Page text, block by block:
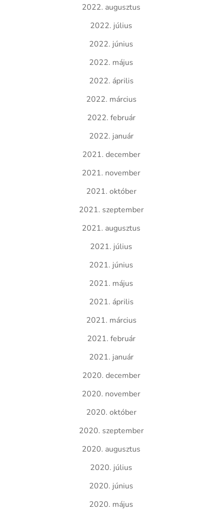
2022. augusztus
2022. július
2022. június
2022. május
2022. április
2022. március
2022. február
2022. január
2021. december
2021. november
2021. október
2021. szeptember
2021. augusztus
2021. július
2021. június
2021. május
2021. április
2021. március
2021. február
2021. január
2020. december
2020. november
2020. október
2020. szeptember
2020. augusztus
2020. július
2020. június
2020. május